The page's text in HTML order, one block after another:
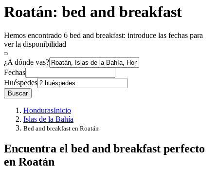
Roatán: bed and breakfast
Hemos encontrado 6 bed and breakfast: introduce las fechas para
ver la disponibilidad
¿A dónde vas?
Fechas
Huéspedes
Buscar
HondurasInicio
Islas de la Bahía
Bed and breakfast en Roatán
Encuentra el bed and breakfast perfecto
en Roatán